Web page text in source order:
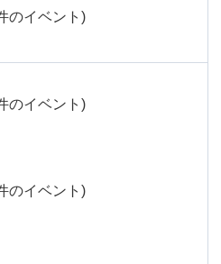
のイベント)
のイベント)
のイベント)